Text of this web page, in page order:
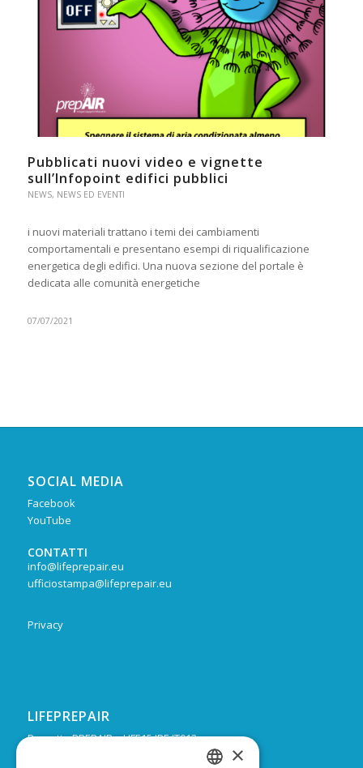
Pubblicati nuovi video e vignette
sull’Infopoint edifici pubblici
NEWS, NEWS ED EVENTI
i nuovi materiali trattano i temi dei cambiamenti
comportamentali e presentano esempi di riqualificazione
energetica degli edifici. Una nuova sezione del portale è
dedicata alle comunità energetiche
07/07/2021
SOCIAL MEDIA
Facebook
YouTube
CONTATTI
info@lifeprepair.eu
ufficiostampa@lifeprepair.eu
Privacy
LIFEPREPAIR
Progetto PREPAIR – LIFE15 IPE IT013
Durata: Febbraio 2017 – Dicembre 2024
×